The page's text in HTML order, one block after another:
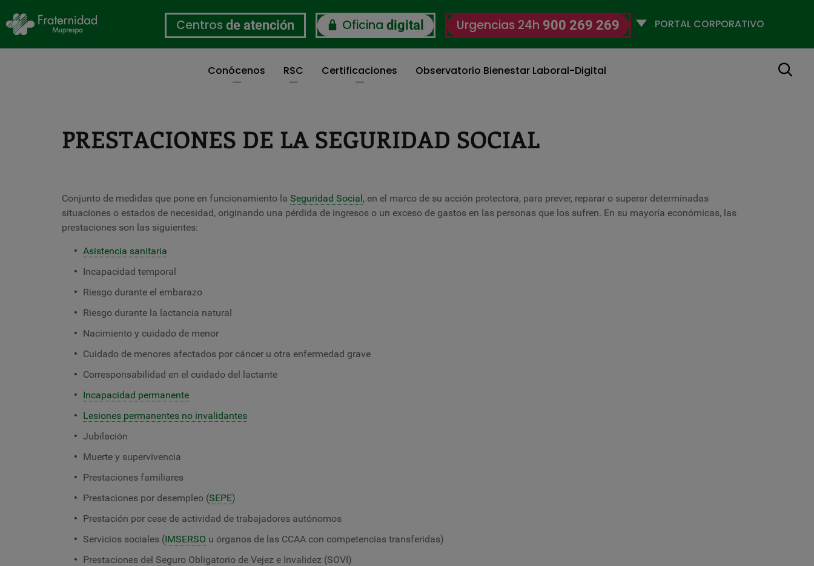
Centros de atención Oficina digital Urgencias 24h 900 269 269
Selecciona
Conócenos RSC Certificaciones Observatorio Bienestar Laboral-Digital Buscar
PRESTACIONES DE LA SEGURIDAD SOCIAL
Conjunto de medidas que pone en funcionamiento la Seguridad Social, en el marco de su acción protectora, para prever, reparar o superar determinadas
situaciones o estados de necesidad, originando una pérdida de ingresos o un exceso de gastos en las personas que los sufren. En su mayoría económicas, las
prestaciones son las siguientes:
Asistencia sanitaria
Incapacidad temporal
Riesgo durante el embarazo
Riesgo durante la lactancia natural
Nacimiento y cuidado de menor
Cuidado de menores afectados por cáncer u otra enfermedad grave
Corresponsabilidad en el cuidado del lactante
Incapacidad permanente
Lesiones permanentes no invalidantes
Jubilación
Muerte y supervivencia
Prestaciones familiares
Prestaciones por desempleo (SEPE)
Prestación por cese de actividad de trabajadores autónomos
Servicios sociales (IMSERSO u órganos de las CCAA con competencias transferidas)
Prestaciones del Seguro Obligatorio de Vejez e Invalidez (SOVI)